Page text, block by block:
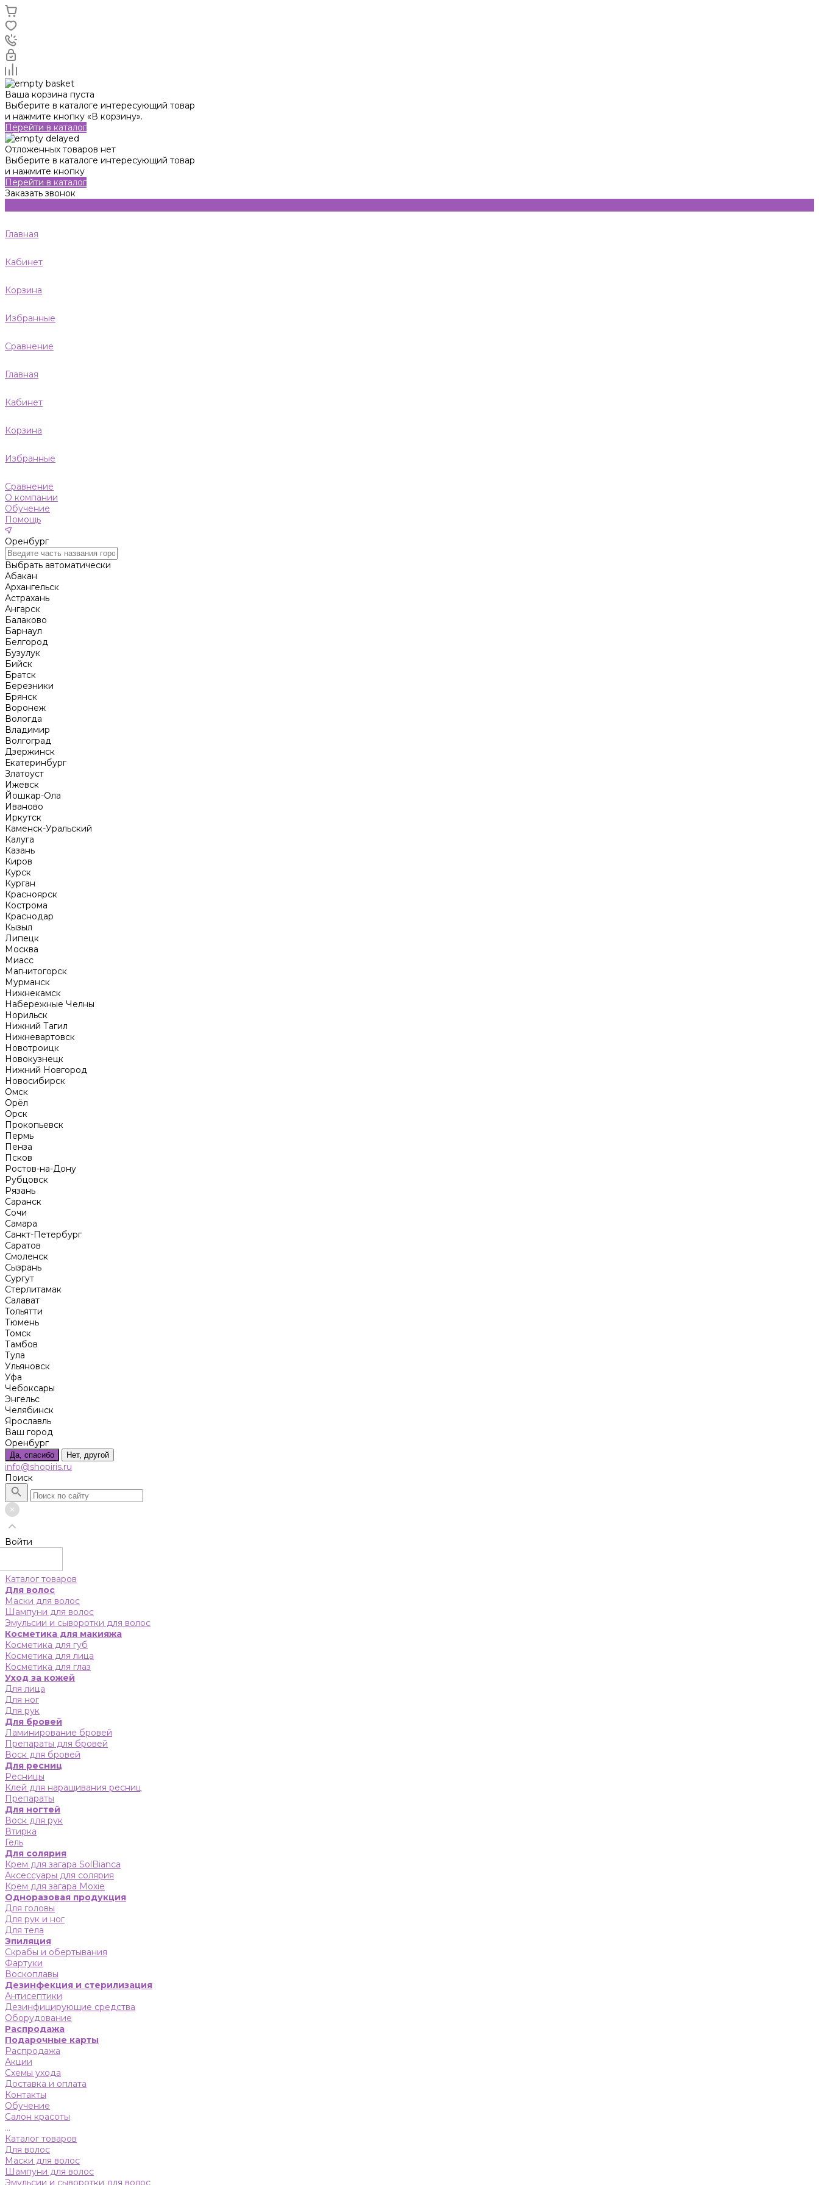
Ваша корзина пуста
Выберите в каталоге интересующий товар
и нажмите кнопку «В корзину».
Перейти в каталог
Отложенных товаров нет
Выберите в каталоге интересующий товар
и нажмите кнопку
Перейти в каталог
Заказать звонок
Главная
Кабинет
Корзина
Избранные
Сравнение
Главная
Кабинет
Корзина
Избранные
Сравнение
О компании
Обучение
Помощь
Оренбург
Выбрать автоматически
Абакан
Архангельск
Астрахань
Ангарск
Балаково
Барнаул
Белгород
Бузулук
Бийск
Братск
Березники
Брянск
Воронеж
Вологда
Владимир
Волгоград
Дзержинск
Екатеринбург
Златоуст
Ижевск
Йошкар-Ола
Иваново
Иркутск
Каменск-Уральский
Калуга
Казань
Киров
Курск
Курган
Красноярск
Кострома
Краснодар
Кызыл
Липецк
Москва
Миасс
Магнитогорск
Мурманск
Нижнекамск
Набережные Челны
Норильск
Нижний Тагил
Нижневартовск
Новотроицк
Новокузнецк
Нижний Новгород
Новосибирск
Омск
Орёл
Орск
Прокопьевск
Пермь
Пенза
Псков
Ростов-на-Дону
Рубцовск
Рязань
Саранск
Сочи
Самара
Санкт-Петербург
Саратов
Смоленск
Сызрань
Сургут
Стерлитамак
Салават
Тольятти
Тюмень
Томск
Тамбов
Тула
Ульяновск
Уфа
Чебоксары
Энгельс
Челябинск
Ярославль
Ваш город
Оренбург
Да, спасибо Нет, другой
info@shopiris.ru
Поиск
Войти
Каталог товаров
Для волос
Маски для волос
Шампуни для волос
Эмульсии и сыворотки для волос
Косметика для макияжа
Косметика для губ
Косметика для лица
Косметика для глаз
Уход за кожей
Для лица
Для ног
Для рук
Для бровей
Ламинирование бровей
Препараты для бровей
Воск для бровей
Для ресниц
Ресницы
Клей для наращивания ресниц
Препараты
Для ногтей
Воск для рук
Втирка
Гель
Для солярия
Крем для загара SolBianca
Аксессуары для солярия
Крем для загара Moxie
Одноразовая продукция
Для головы
Для рук и ног
Для тела
Эпиляция
Скрабы и обертывания
Фартуки
Воскоплавы
Дезинфекция и стерилизация
Антисептики
Дезинфицирующие средства
Оборудование
Распродажа
Подарочные карты
Распродажа
Акции
Схемы ухода
Доставка и оплата
Контакты
Обучение
Салон красоты
...
Каталог товаров
Для волос
Маски для волос
Шампуни для волос
Эмульсии и сыворотки для волос